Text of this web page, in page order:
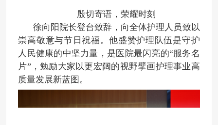
殷切寄语，荣耀时刻
徐向阳院长登台致辞，向全体护理人员致以
崇高敬意与节日祝福。他盛赞护理队伍是守护
人民健康的中坚力量，是医院最闪亮的“服务名
片”，勉励大家以更宏阔的视野擘画护理事业高
质量发展新蓝图。